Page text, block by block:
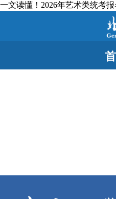
一文读懂！2026年艺术类统考